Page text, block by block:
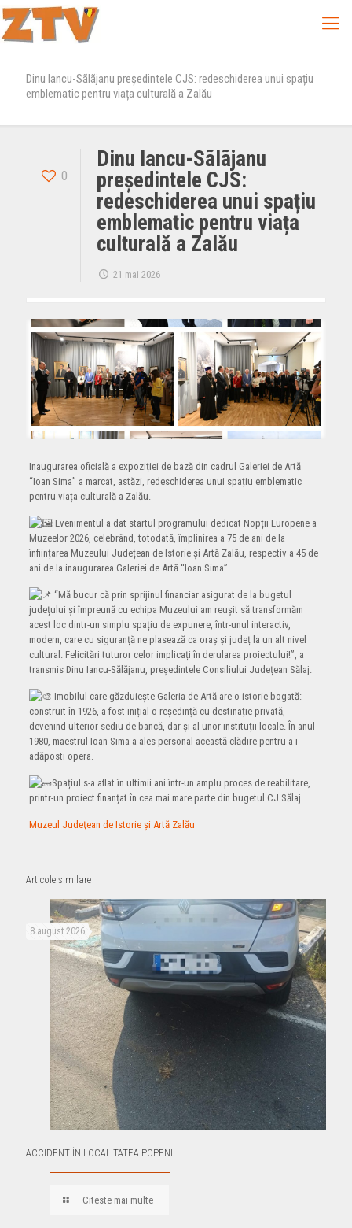
Dinu Iancu-Sãlãjanu preşedintele CJS: redeschiderea unui spațiu
emblematic pentru viața culturală a Zalău
0
Dinu Iancu-Sãlãjanu
preşedintele CJS:
redeschiderea unui spațiu
emblematic pentru viața
culturală a Zalău
21 mai 2026
Inaugurarea oficială a expoziției de bază din cadrul Galeriei de Artă
“Ioan Sima” a marcat, astăzi, redeschiderea unui spațiu emblematic
pentru viața culturală a Zalău.
Evenimentul a dat startul programului dedicat Nopții Europene a
Muzeelor 2026, celebrând, totodată, împlinirea a 75 de ani de la
înființarea Muzeului Județean de Istorie și Artă Zalău, respectiv a 45 de
ani de la inaugurarea Galeriei de Artă “Ioan Sima”.
“Mă bucur că prin sprijinul financiar asigurat de la bugetul
județului și împreună cu echipa Muzeului am reușit să transformăm
acest loc dintr-un simplu spațiu de expunere, într-unul interactiv,
modern, care cu siguranță ne plasează ca oraș și județ la un alt nivel
cultural. Felicitări tuturor celor implicați în derularea proiectului!”, a
transmis Dinu Iancu-Sălăjanu, președintele Consiliului Județean Sălaj.
Imobilul care găzduiește Galeria de Artă are o istorie bogată:
construit în 1926, a fost inițial o reședință cu destinație privată,
devenind ulterior sediu de bancă, dar și al unor instituții locale. În anul
1980, maestrul Ioan Sima a ales personal această clădire pentru a-i
adăposti opera.
Spațiul s-a aflat în ultimii ani într-un amplu proces de reabilitare,
printr-un proiect finanțat în cea mai mare parte din bugetul CJ Sălaj.
Muzeul Judeţean de Istorie şi Artă Zalău
Articole similare
8 august 2026
ACCIDENT ÎN LOCALITATEA POPENI
Citeste mai multe